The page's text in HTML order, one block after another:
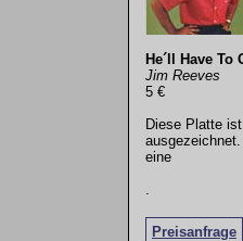
He´ll Have To
Jim Reeves
5 €
Diese Platte
eine
Preisanfrage
.